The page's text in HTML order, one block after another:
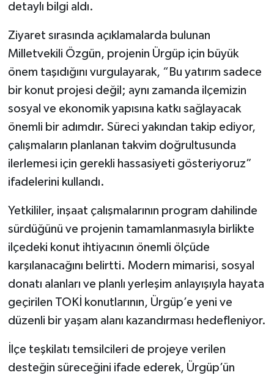
detaylı bilgi aldı.
Ziyaret sırasında açıklamalarda bulunan
Milletvekili Özgün, projenin Ürgüp için büyük
önem taşıdığını vurgulayarak, “Bu yatırım sadece
bir konut projesi değil; aynı zamanda ilçemizin
sosyal ve ekonomik yapısına katkı sağlayacak
önemli bir adımdır. Süreci yakından takip ediyor,
çalışmaların planlanan takvim doğrultusunda
ilerlemesi için gerekli hassasiyeti gösteriyoruz”
ifadelerini kullandı.
Yetkililer, inşaat çalışmalarının program dahilinde
sürdüğünü ve projenin tamamlanmasıyla birlikte
ilçedeki konut ihtiyacının önemli ölçüde
karşılanacağını belirtti. Modern mimarisi, sosyal
donatı alanları ve planlı yerleşim anlayışıyla hayata
geçirilen TOKİ konutlarının, Ürgüp’e yeni ve
düzenli bir yaşam alanı kazandırması hedefleniyor.
İlçe teşkilatı temsilcileri de projeye verilen
desteğin süreceğini ifade ederek, Ürgüp’ün